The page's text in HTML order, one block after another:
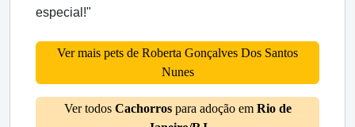
especial!"
Ver mais pets de Roberta Gonçalves Dos Santos
Nunes
Ver todos Cachorrospara adoção em Rio de